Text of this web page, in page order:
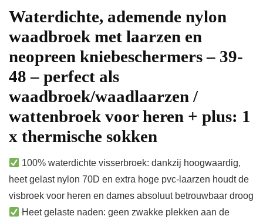
Waterdichte, ademende nylon
waadbroek met laarzen en
neopreen kniebeschermers – 39-
48 – perfect als
waadbroek/waadlaarzen /
wattenbroek voor heren + plus: 1
x thermische sokken
100% waterdichte visserbroek: dankzij hoogwaardig,
heet gelast nylon 70D en extra hoge pvc-laarzen houdt de
visbroek voor heren en dames absoluut betrouwbaar droog
Heet gelaste naden: geen zwakke plekken aan de